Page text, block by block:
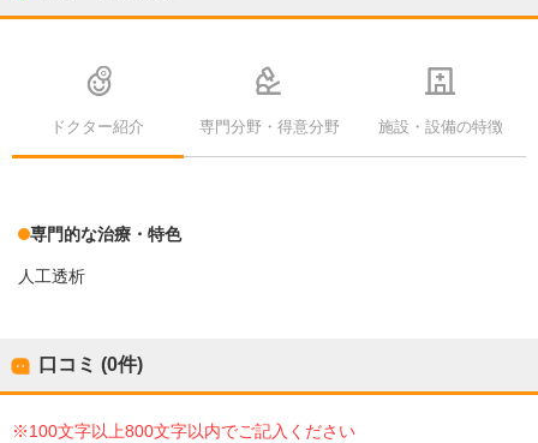
ドクター紹介 専門分野・得意分野 施設・設備の特徴
専門的な治療・特色
人工透析
口コミ (0件)
※100文字以上800文字以内でご記入ください